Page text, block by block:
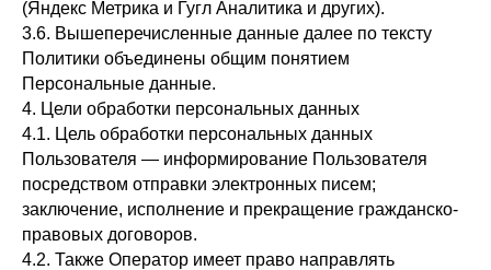
(Яндекс Метрика и Гугл Аналитика и других).
3.6. Вышеперечисленные данные далее по тексту
Политики объединены общим понятием
Персональные данные.
4. Цели обработки персональных данных
4.1. Цель обработки персональных данных
Пользователя — информирование Пользователя
посредством отправки электронных писем;
заключение, исполнение и прекращение гражданско-
правовых договоров.
4.2. Также Оператор имеет право направлять